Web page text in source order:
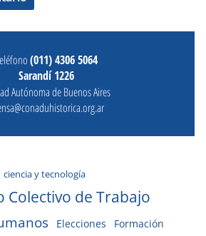
(011) 4306 5064
Sarandí 1226
Autónoma de Buenos Aires
ciencia y tecnología
Colectivo de Trabajo
Elecciones Formación